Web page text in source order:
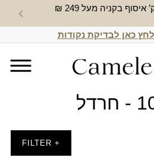
בקניה מעל 249 ₪ חדש
לחץ כאן לבדיקת נקודות
+ FILTER